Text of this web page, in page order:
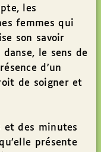
les
femmes qui
son savoir
le sens de
d’un
de soigner et
et des minutes
présente